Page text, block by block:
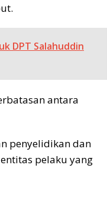
DPT Salahuddin
antara
penyelidikan dan
pelaku yang